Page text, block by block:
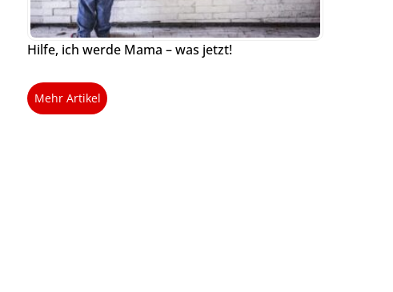
Hilfe, ich werde Mama – was jetzt!
Mehr Artikel